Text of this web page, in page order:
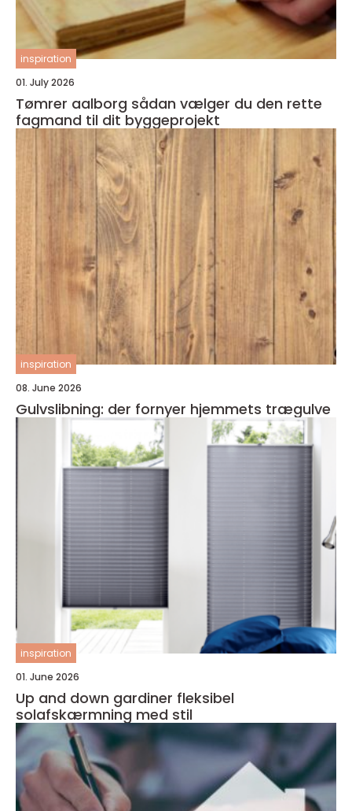
inspiration
01. July 2026
Tømrer aalborg sådan vælger du den rette
fagmand til dit byggeprojekt
inspiration
08. June 2026
Gulvslibning: der fornyer hjemmets trægulve
inspiration
01. June 2026
Up and down gardiner fleksibel
solafskærmning med stil